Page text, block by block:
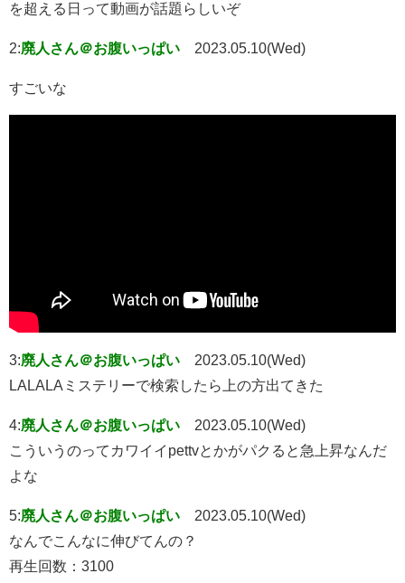
を超える日って動画が話題らしいぞ
2:廃人さん＠お腹いっぱい 2023.05.10(Wed)
すごいな
3:廃人さん＠お腹いっぱい
2023.05.10(Wed)
LALALAミステリーで検索したら上の方出てきた
4:廃人さん＠お腹いっぱい
2023.05.10(Wed)
こういうのってカワイイpettvとかがパクると急上昇なんだ
よな
5:廃人さん＠お腹いっぱい
2023.05.10(Wed)
なんでこんなに伸びてんの？
再生回数：3100